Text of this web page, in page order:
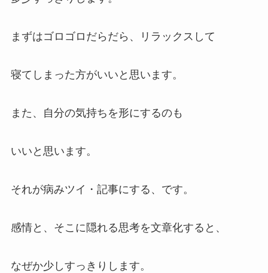
まずはゴロゴロだらだら、リラックスして
寝てしまった方がいいと思います。
また、自分の気持ちを形にするのも
いいと思います。
それが病みツイ・記事にする、です。
感情と、そこに隠れる思考を文章化すると、
なぜか少しすっきりします。